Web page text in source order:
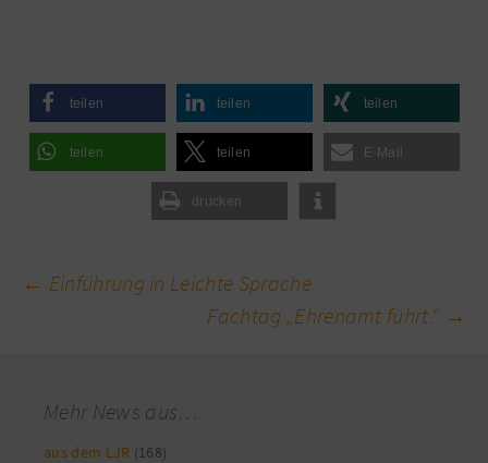
teilen teilen teilen
teilen teilen E-Mail
drucken
Beitragsnavigation
← Einführung in Leichte Sprache
Fachtag „Ehrenamt führt.“ →
Mehr News aus…
aus dem LJR (168)